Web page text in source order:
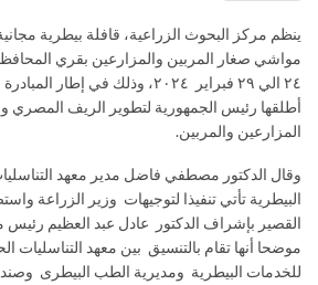
ينظم مركز البحوث الزراعية، قافلة بيطرية
مواشي صغار المربين والمزارعين بقري
٢٤ الي ٢٩ فبراير ٢٠٢٤، وذلك في
أطلقها رئيس الجمهورية لتطوير الريف
المزارعين والمربين.
وقال الدكتور مصطفي فاضل مدير معهد التناسليات
البيطرية تأتي تنفيذا لتوجيهات وزير الزراعة
القصير بإشراف الدكتور عادل عبد العظيم رئيس
موضحا أنها تقام بالتنسيق بين معهد التناسليات
للخدمات البيطرية ومديرية الطب البيطرى